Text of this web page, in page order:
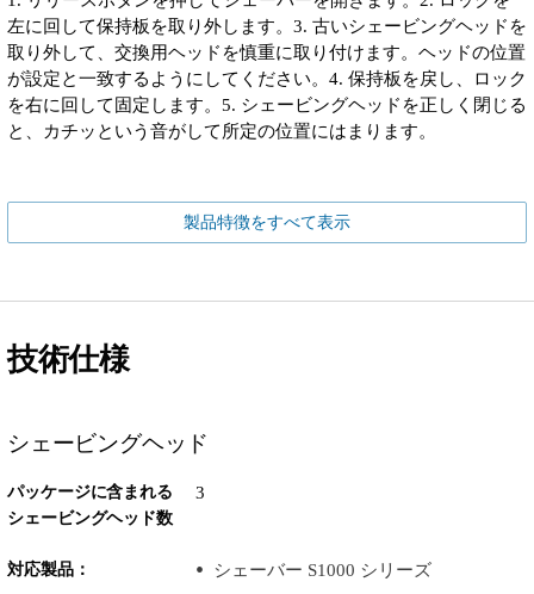
左に回して保持板を取り外します。3. 古いシェービングヘッドを
取り外して、交換用ヘッドを慎重に取り付けます。ヘッドの位置
が設定と一致するようにしてください。4. 保持板を戻し、ロック
を右に回して固定します。5. シェービングヘッドを正しく閉じる
と、カチッという音がして所定の位置にはまります。
製品特徴をすべて表示
技術仕様
シェービングヘッド
パッケージに含まれる
シェービングヘッド数
3
対応製品：
シェーバー S1000 シリーズ